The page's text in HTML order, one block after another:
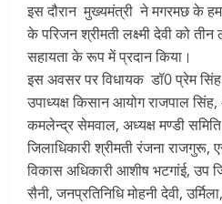
इस दौरान मुख्यमंत्री ने मगरमछ के
के परिजन श्रीमती लक्ष्मी देवी को
सहायता के रूप में प्रदान किया।
इस अवसर पर विधायक डॉ0 प्रेम
उपाध्यक्ष किसान आयोग राजपाल सिंह,
कमलेन्द्र सेमवाल, अध्यक्ष मण्डी
जिलाधिकारी श्रीमती रंजना
विकास अधिकारी आशीष भटगांई, उप
सैनी, जनप्रतिनिधि मोहनी देवी,